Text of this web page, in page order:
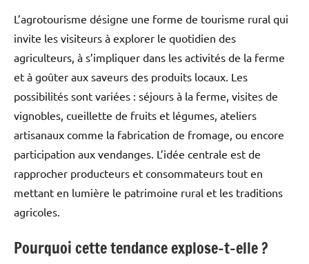
L’agrotourisme désigne une forme de tourisme rural qui
invite les visiteurs à explorer le quotidien des
agriculteurs, à s’impliquer dans les activités de la ferme
et à goûter aux saveurs des produits locaux. Les
possibilités sont variées : séjours à la ferme, visites de
vignobles, cueillette de fruits et légumes, ateliers
artisanaux comme la fabrication de fromage, ou encore
participation aux vendanges. L’idée centrale est de
rapprocher producteurs et consommateurs tout en
mettant en lumière le patrimoine rural et les traditions
agricoles.
Pourquoi cette tendance explose-t-elle ?